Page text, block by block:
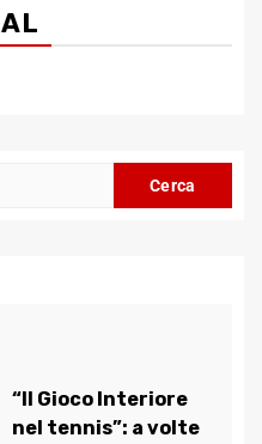
“Il Gioco Interiore
nel tennis”: a volte